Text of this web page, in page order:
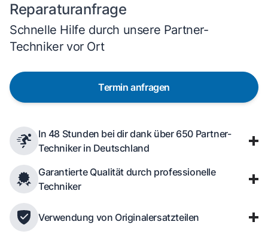
Reparaturanfrage
Schnelle Hilfe durch unsere Partner-
Techniker vor Ort
Termin anfragen
In 48 Stunden bei dir dank über 650 Partner-
Techniker in Deutschland
Garantierte Qualität durch professionelle
Techniker
Verwendung von Originalersatzteilen